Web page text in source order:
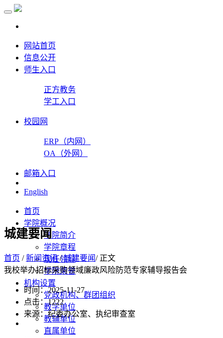
网站首页
信息公开
师生入口
正方教务
学工入口
校园网
ERP（内网）
OA（外网）
邮箱入口
English
首页
学院概况
学院简介
学院章程
现任领导
学院荣誉
机构设置
党政机构、群团组织
教学单位
教辅单位
直属单位
城建要闻
首页 /新闻资讯/城建要闻/ 正文
我校举办招标采购领域廉政风险防范专家辅导报告会
时间：2025-11-27
点击：1222
来源：纪委办公室、执纪审查室